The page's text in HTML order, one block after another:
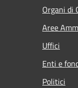
Organi di
Aree
Uffici
Enti e
Politici